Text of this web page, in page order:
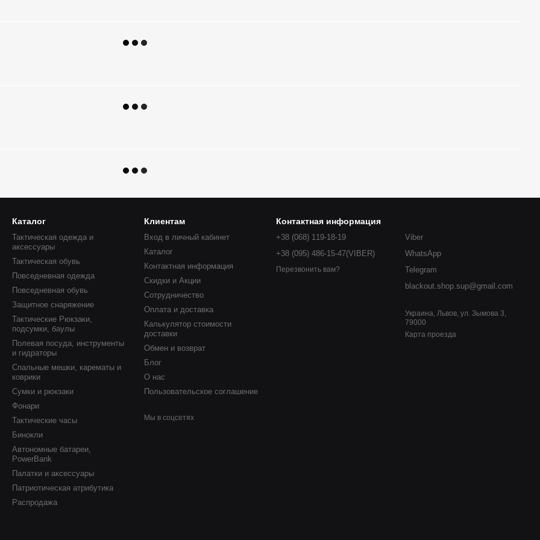
Каталог
Тактическая одежда и
аксессуары
Тактическая обувь
Повседневная одежда
Повседневная обувь
Защитное снаряжение
Тактические Рюкзаки,
подсумки, баулы
Полевая посуда, инструменты
и гидраторы
Спальные мешки, карематы и
коврики
Сумки и рюкзаки
Фонари
Тактические часы
Бинокли
Автономные батареи,
PowerBank
Палатки и аксессуары
Патриотическая атрибутика
Распродажа
Клиентам
Вход в личный кабинет
Каталог
Контактная информация
Скидки и Акции
Сотрудничество
Оплата и доставка
Калькулятор стоимости
доставки
Обмен и возврат
Блог
О нас
Пользовательское соглашение
Мы в соцсетях
Контактная информация
+38 (068) 119-18-19
+38 (095) 486-15-47(VIBER)
Перезвонить вам?
Viber
WhatsApp
Telegram
blackout.shop.sup@gmail.com
Украина, Львов, ул. Зымова 3,
79000
Карта проезда